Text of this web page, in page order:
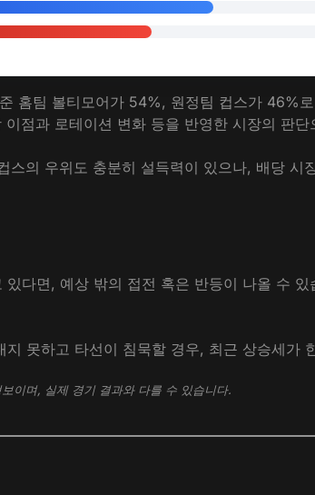
홈팀 볼티모어가 54%, 원정팀 컵스가 46%
점과 로테이션 변화 등을 반영한 시장의 판단
의 우위도 충분히 설득력이 있으나, 배당 시
다면, 예상 밖의 접전 혹은 반등이 나올 수
못하고 타선이 침묵할 경우, 최근 상승세가
이며, 실제 경기 결과와 다를 수 있습니다.